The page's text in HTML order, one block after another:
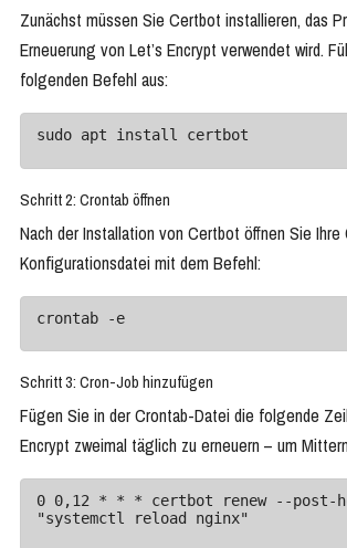
Zunächst müssen Sie Certbot installieren, das
Erneuerung von Let’s Encrypt verwendet wird.
folgenden Befehl aus:
sudo apt install certbot
Schritt 2: Crontab öffnen
Nach der Installation von Certbot öffnen Sie Ihre
Konfigurationsdatei mit dem Befehl:
crontab -e
Schritt 3: Cron-Job hinzufügen
Fügen Sie in der Crontab-Datei die folgende
Encrypt zweimal täglich zu erneuern – um
0 0,12 * * * certbot renew --post-
"systemctl reload nginx"